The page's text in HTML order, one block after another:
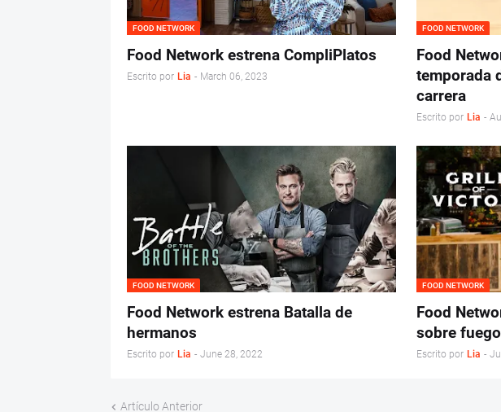
FOOD NETWORK
Food Network estrena CompliPlatos
Escrito por Lia - March 06, 2023
FOOD NETWORK
Food
temporada
carrera
Escrito por Lia -
FOOD NETWORK
Food Network estrena Batalla de
hermanos
Escrito por Lia - June 28, 2022
FOOD NETWORK
Food
sobre fuego
Escrito por Lia -
Artículo Anterior